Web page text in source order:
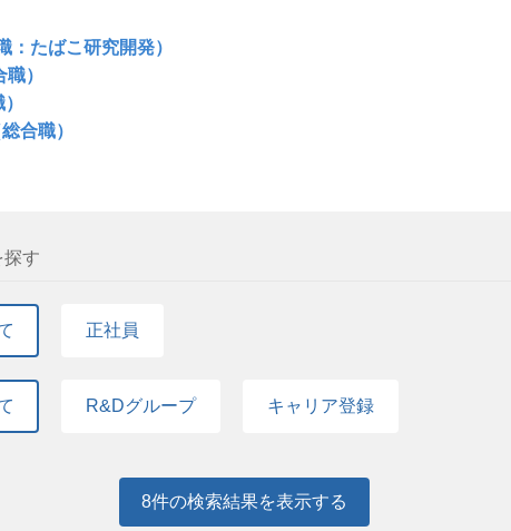
：たばこ研究開発）
）
合職）
探す
正社員
R&Dグループ キャリア登録
8件の検索結果を表示する